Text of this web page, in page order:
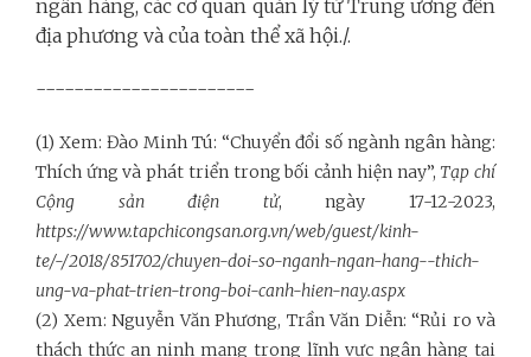
ngân hàng, các cơ quan quản lý từ Trung ương đến
địa phương và của toàn thể xã hội./.
-----------------------
(1) Xem: Đào Minh Tú: “Chuyển đổi số ngành ngân hàng:
Thích ứng và phát triển trong bối cảnh hiện nay”, Tạp chí
Cộng sản điện tử, ngày 17-12-2023,
https://www.tapchicongsan.org.vn/web/guest/kinh-
te/-/2018/851702/chuyen-doi-so-nganh-ngan-hang--thich-
ung-va-phat-trien-trong-boi-canh-hien-nay.aspx
(2) Xem: Nguyễn Văn Phương, Trần Văn Diễn: “Rủi ro và
thách thức an ninh mạng trong lĩnh vực ngân hàng tại